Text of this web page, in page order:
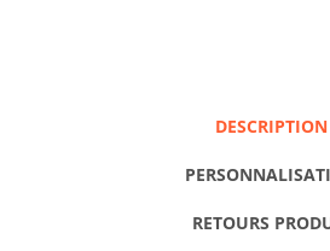
DESCRIPTION
RETOURS